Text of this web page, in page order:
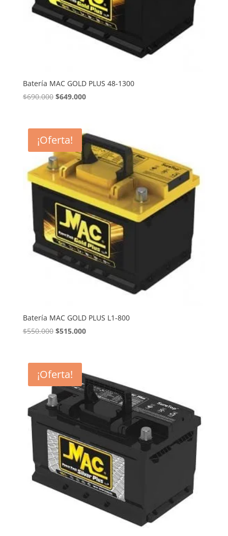
Batería MAC GOLD PLUS 48-1300
$690.000 El
era:
$690.000.
$649.000El
es:
$649.000.
¡Oferta!
Batería MAC GOLD PLUS L1-800
$550.000 El
era:
$550.000.
$515.000El
$515.000.
¡Oferta!